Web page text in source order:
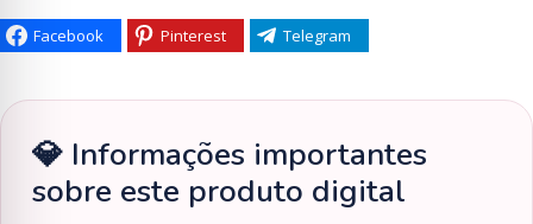
Facebook Pinterest Telegram
💎 Informações importantes
sobre este produto digital